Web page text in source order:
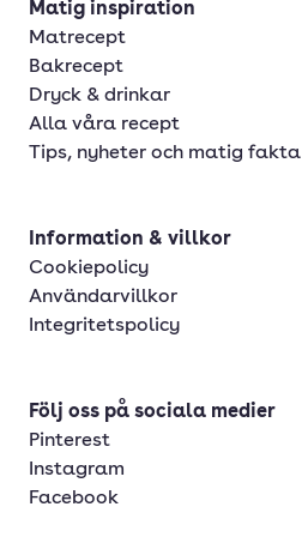
Matig inspiration
Matrecept
Bakrecept
Dryck & drinkar
Alla våra recept
Tips, nyheter och matig fakta
Information & villkor
Cookiepolicy
Användarvillkor
Integritetspolicy
Följ oss på sociala medier
Pinterest
Instagram
Facebook